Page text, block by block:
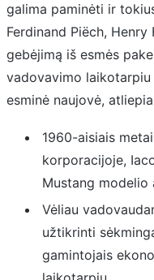
galima paminėti ir
Ferdinand Piëch,
gebėjimą iš esmės
vadovavimo
esminė naujovė,
1960-aisiais
korporacijoje,
Mustang modelio
Vėliau
užtikrinti
gamintojais